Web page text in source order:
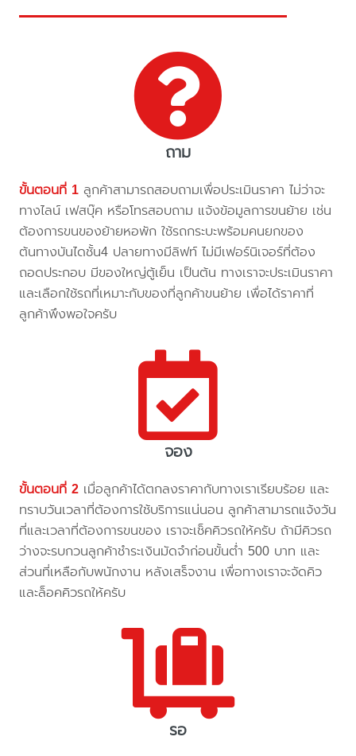
ถาม
ขั้นตอนที่ 1 ลูกค้าสามารถสอบถามเพื่อประเมินราคา ไม่ว่าจะ
ทางไลน์ เฟสบุ๊ค หรือโทรสอบถาม แจ้งข้อมูลการขนย้าย เช่น
ต้องการขนของย้ายหอพัก ใช้รถกระบะพร้อมคนยกของ
ต้นทางบันไดชั้น4 ปลายทางมีลิฟท์ ไม่มีเฟอร์นิเจอร์ที่ต้อง
ถอดประกอบ มีของใหญ่ตู้เย็น เป็นต้น ทางเราจะประเมินราคา
และเลือกใช้รถที่เหมาะกับของที่ลูกค้าขนย้าย เพื่อได้ราคาที่
ลูกค้าพึงพอใจครับ
จอง
ขั้นตอนที่ 2 เมื่อลูกค้าได้ตกลงราคากับทางเราเรียบร้อย และ
ทราบวันเวลาที่ต้องการใช้บริการแน่นอน ลูกค้าสามารถแจ้งวัน
ที่และเวลาที่ต้องการขนของ เราจะเช็คคิวรถให้ครับ ถ้ามีคิวรถ
ว่างจะรบกวนลูกค้าชำระเงินมัดจำก่อนขั้นต่ำ 500 บาท และ
ส่วนที่เหลือกับพนักงาน หลังเสร็จงาน เพื่อทางเราจะจัดคิว
และล็อคคิวรถให้ครับ
รอ